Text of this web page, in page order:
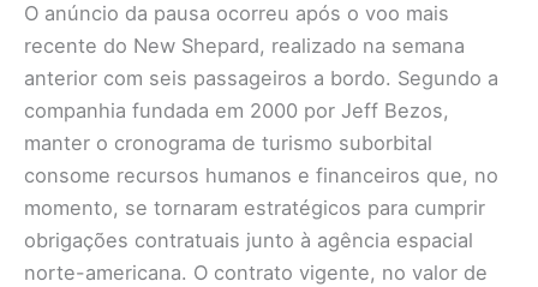
O anúncio da pausa ocorreu após o voo mais
recente do New Shepard, realizado na semana
anterior com seis passageiros a bordo. Segundo a
companhia fundada em 2000 por Jeff Bezos,
manter o cronograma de turismo suborbital
consome recursos humanos e financeiros que, no
momento, se tornaram estratégicos para cumprir
obrigações contratuais junto à agência espacial
norte-americana. O contrato vigente, no valor de